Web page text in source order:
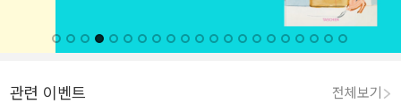
관련 이벤트 전체보기